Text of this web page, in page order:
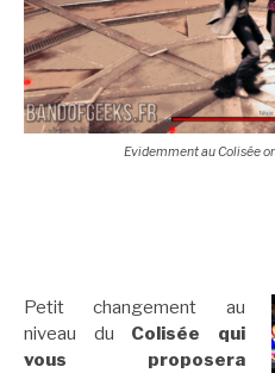
Evidemment au Colisée
Petit changement au
niveau du Colisée qui
vous proposera